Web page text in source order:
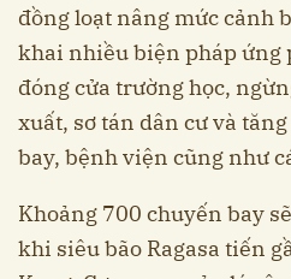
đồng loạt nâng mức cảnh
khai nhiều biện pháp ứng
đóng cửa trường học,
xuất, sơ tán dân cư và
bay, bệnh viện cũng như
Khoảng 700 chuyến bay
khi siêu bão Ragasa tiến